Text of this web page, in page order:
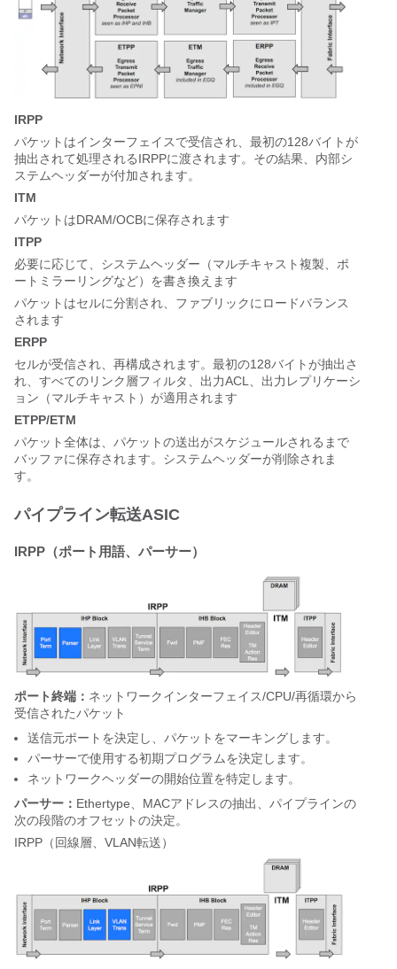
IRPP
パケットはインターフェイスで受信され、最初の128バイトが
抽出されて処理されるIRPPに渡されます。その結果、内部シ
ステムヘッダーが付加されます。
ITM
パケットはDRAM/OCBに保存されます
ITPP
必要に応じて、システムヘッダー（マルチキャスト複製、ポ
ートミラーリングなど）を書き換えます
パケットはセルに分割され、ファブリックにロードバランス
されます
ERPP
セルが受信され、再構成されます。最初の128バイトが抽出さ
れ、すべてのリンク層フィルタ、出力ACL、出力レプリケーシ
ョン（マルチキャスト）が適用されます
ETPP/ETM
パケット全体は、パケットの送出がスケジュールされるまで
バッファに保存されます。システムヘッダーが削除されま
す。
パイプライン転送ASIC
IRPP（ポート用語、パーサー）
ポート終端： ネットワークインターフェイス/CPU/再循環から
受信されたパケット
送信元ポートを決定し、パケットをマーキングします。
パーサーで使用する初期プログラムを決定します。
ネットワークヘッダーの開始位置を特定します。
パーサー： Ethertype、MACアドレスの抽出、パイプラインの
次の段階のオフセットの決定。
IRPP（回線層、VLAN転送）